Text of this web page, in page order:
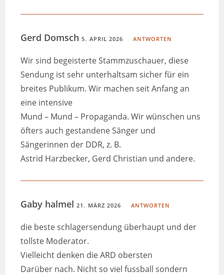
Gerd Domsch5. APRIL 2026 ANTWORTEN
Wir sind begeisterte Stammzuschauer, diese
Sendung ist sehr unterhaltsam sicher für ein
breites Publikum. Wir machen seit Anfang an
eine intensive
Mund – Mund – Propaganda. Wir wünschen uns
öfters auch gestandene Sänger und
Sängerinnen der DDR, z. B.
Astrid Harzbecker, Gerd Christian und andere.
Gaby halmel21. MÄRZ 2026 ANTWORTEN
die beste schlagersendung überhaupt und der
tollste Moderator.
Vielleicht denken die ARD obersten
Darüber nach. Nicht so viel fussball sondern